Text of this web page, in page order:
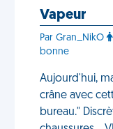
Vapeur
Par Gran_NikO
bonne
Aujourd'hui,
crâne avec
bureau."